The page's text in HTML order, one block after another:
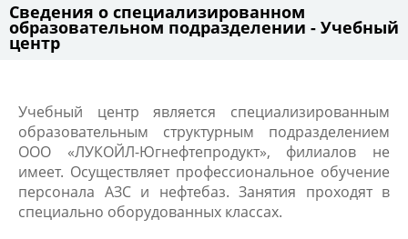
Сведения о специализированном
образовательном подразделении - Учебный
центр
Учебный центр является специализированным
образовательным структурным подразделением
ООО «ЛУКОЙЛ-Югнефтепродукт», филиалов не
имеет. Осуществляет профессиональное обучение
персонала АЗС и нефтебаз. Занятия проходят в
специально оборудованных классах.